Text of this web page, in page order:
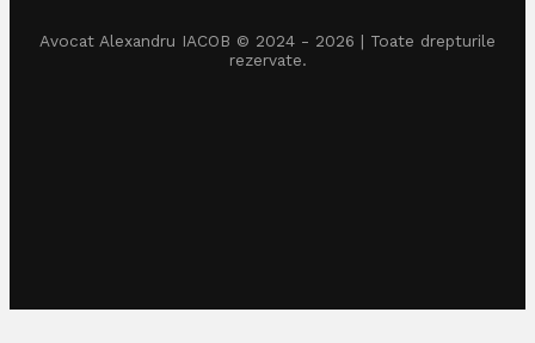
Avocat Alexandru IACOB © 2024 - 2026 | Toate drepturile
rezervate.